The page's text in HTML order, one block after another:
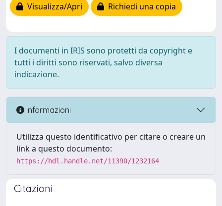
Visualizza/Apri
Richiedi una copia
I documenti in IRIS sono protetti da copyright e
tutti i diritti sono riservati, salvo diversa
indicazione.
Informazioni
Utilizza questo identificativo per citare o creare un
link a questo documento:
https://hdl.handle.net/11390/1232164
Citazioni